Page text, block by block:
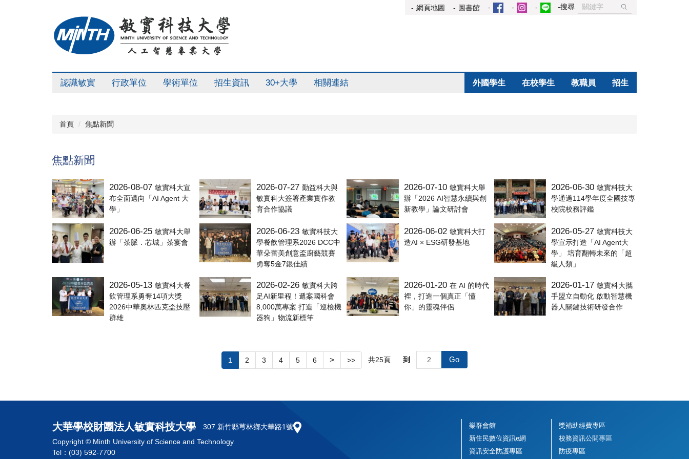
網頁地圖 圖書館
認識敏實 行政單位 學術單位 招生資訊 30+大學 相關連結 外國學生 在校學生 教職員 招生
首頁 焦點新聞
焦點新聞
2026-08-07 敏實科大宣
布全面邁向「AI Agent 大
學」
2026-07-27勤益科大與
敏實科大簽署產業實作教
育合作協議
2026-07-10 敏實科大舉
辦「2026 AI智慧永續與創
新教學」論文研討會
2026-06-30敏實科技大
學通過114學年度全國技專
校院校務評鑑
2026-06-25 敏實科大舉
辦「茶脈．芯城」茶宴會
2026-06-23敏實科技大
學餐飲管理系2026 DCC中
華朵蕾美創意盃廚藝競賽
勇奪5金7銀佳績
2026-06-02 敏實科大打
造AI × ESG研發基地
2026-05-27敏實科技大
學宣示打造「AI Agent大
學」 培育翻轉未來的「超
級人類」
2026-05-13 敏實科大餐
飲管理系勇奪14項大獎
2026中華奧林匹克盃技壓
群雄
2026-02-26敏實科大跨
足AI新里程！遞案國科會
8,000萬專案 打造「巡檢機
器狗」物流新標竿
2026-01-20 在 AI 的時代
裡，打造一個真正「懂
你」的靈魂伴侶
2026-01-17敏實科大攜
手盟立自動化 啟動智慧機
器人關鍵技術研發合作
1 2 3 4 5 6 > >> 共25頁 到 Go
大華學校財團法人敏實科技大學
307 新竹縣芎林鄉大華路1號
Copyright © Minth University of Science and Technology
Tel：(03) 592-7700
樂群會館
獎補助經費專區
新住民數位資訊e網
校務資訊公開專區
資訊安全防護專區
防疫專區